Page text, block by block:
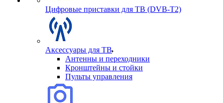
Цифровые приставки для ТВ (DVB-T2)
Аксессуары для ТВ
Антенны и переходники
Кронштейны и стойки
Пульты управления